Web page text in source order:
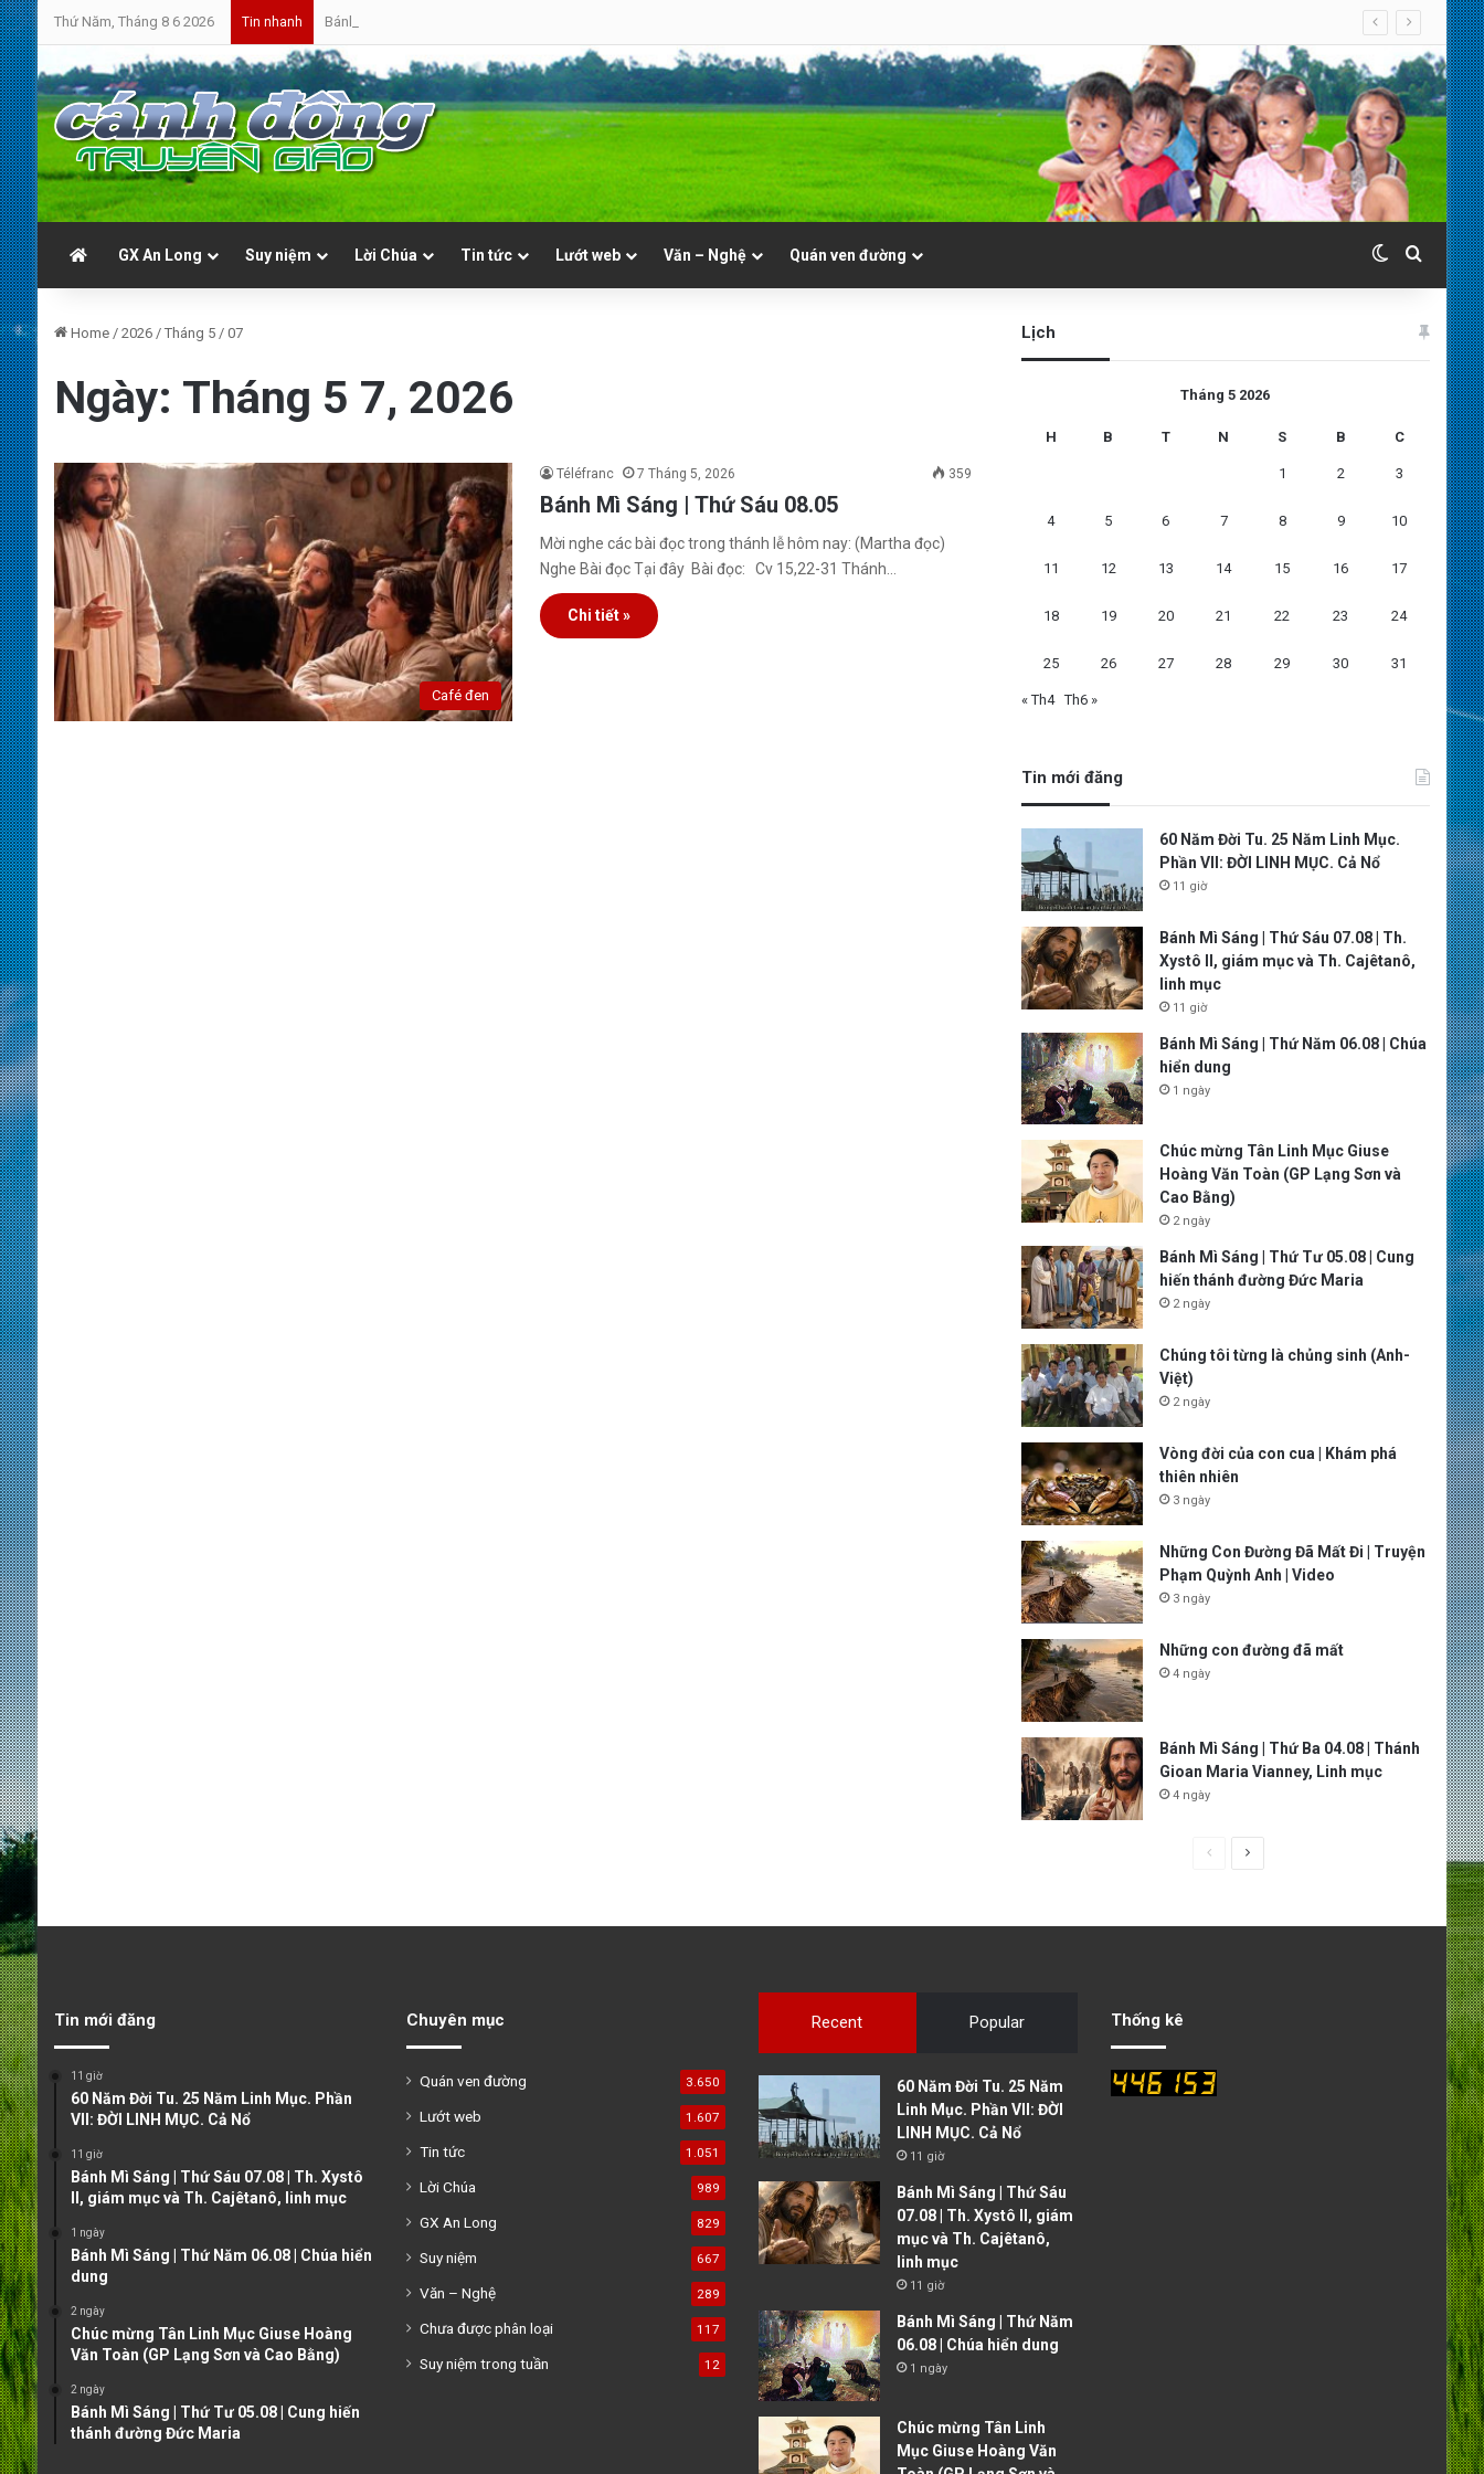
Thứ Năm, Tháng 8 6 2026 Tin nhanh Bánh Mì Sáng | Thứ Sáu 07.08 | Th. Xystô II, giám mục và Th. Cajêtanô, linh mục
GX An Long Suy niệm Lời Chúa Tin tức Lướt web Văn – Nghệ Quán ven đường Switch skin
Search
Home / 2026 / Tháng 5 / 07
Ngày: Tháng 5 7, 2026
Café đen
Téléfranc 7 Tháng 5, 2026 359
Bánh Mì Sáng | Thứ Sáu 08.05
Mời nghe các bài đọc trong thánh lễ hôm nay: (Martha đọc)
Nghe Bài đọc Tại đây Bài đọc: Cv 15,22-31 Thánh…
Chi tiết »
Lịch
Tháng 5 2026
H B T N S B C
1 2 3
4 5 6 7 8 9 10
11 12 13 14 15 16 17
18 19 20 21 22 23 24
25 26 27 28 29 30 31
« Th4 Th6 »
Tin mới đăng
60 Năm Đời Tu. 25 Năm Linh Mục.
Phần VII: ĐỜI LINH MỤC. Cả Nổ
11 giờ
Bánh Mì Sáng | Thứ Sáu 07.08 | Th.
Xystô II, giám mục và Th. Cajêtanô,
linh mục
11 giờ
Bánh Mì Sáng | Thứ Năm 06.08 | Chúa
hiển dung
1 ngày
Chúc mừng Tân Linh Mục Giuse
Hoàng Văn Toàn (GP Lạng Sơn và
Cao Bằng)
2 ngày
Bánh Mì Sáng | Thứ Tư 05.08 | Cung
hiến thánh đường Đức Maria
2 ngày
Chúng tôi từng là chủng sinh (Anh-
Việt)
2 ngày
Vòng đời của con cua | Khám phá
thiên nhiên
3 ngày
Những Con Đường Đã Mất Đi | Truyện
Phạm Quỳnh Anh | Video
3 ngày
Những con đường đã mất
4 ngày
Bánh Mì Sáng | Thứ Ba 04.08 | Thánh
Gioan Maria Vianney, Linh mục
4 ngày
s
p
Tin mới đăng
11 giờ
60 Năm Đời Tu. 25 Năm Linh Mục. Phần
VII: ĐỜI LINH MỤC. Cả Nổ
11 giờ
Bánh Mì Sáng | Thứ Sáu 07.08 | Th. Xystô
II, giám mục và Th. Cajêtanô, linh mục
1 ngày
Bánh Mì Sáng | Thứ Năm 06.08 | Chúa hiển
dung
2 ngày
Chúc mừng Tân Linh Mục Giuse Hoàng
Văn Toàn (GP Lạng Sơn và Cao Bằng)
2 ngày
Bánh Mì Sáng | Thứ Tư 05.08 | Cung hiến
thánh đường Đức Maria
Chuyên mục
Quán ven đường 3.650
Lướt web 1.607
Tin tức 1.051
Lời Chúa 989
GX An Long 829
Suy niệm 667
Văn – Nghệ 289
Chưa được phân loại 117
Suy niệm trong tuần 12
Recent Popular
60 Năm Đời Tu. 25 Năm
Linh Mục. Phần VII: ĐỜI
LINH MỤC. Cả Nổ
11 giờ
Bánh Mì Sáng | Thứ Sáu
07.08 | Th. Xystô II, giám
mục và Th. Cajêtanô,
linh mục
11 giờ
Bánh Mì Sáng | Thứ Năm
06.08 | Chúa hiển dung
1 ngày
Chúc mừng Tân Linh
Mục Giuse Hoàng Văn
Thống kê